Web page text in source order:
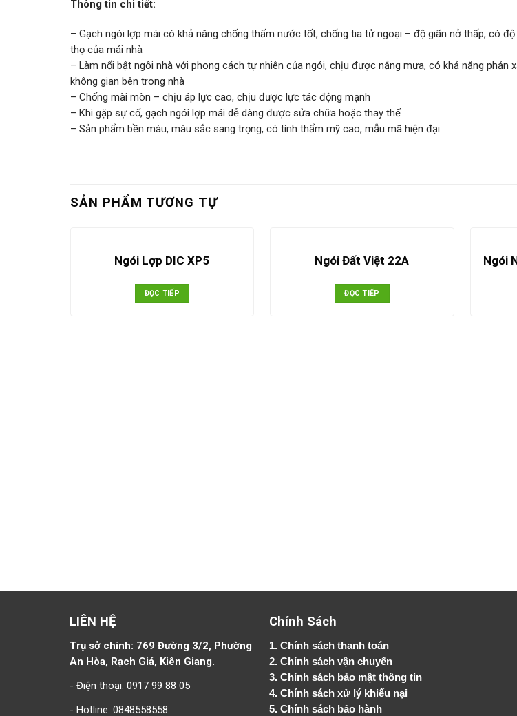
Thông tin chi tiết:
– Gạch ngói lợp mái có khả năng chống thấm nước tốt, chống tia tử ngoại – độ giãn nở thấp, có
thọ của mái nhà
– Làm nổi bật ngôi nhà với phong cách tự nhiên của ngói, chịu được nắng mưa, có khả năng phản
không gian bên trong nhà
– Chống mài mòn – chịu áp lực cao, chịu được lực tác động mạnh
– Khi gặp sự cố, gạch ngói lợp mái dễ dàng được sửa chữa hoặc thay thế
– Sản phẩm bền màu, màu sắc sang trọng, có tính thẩm mỹ cao, mẫu mã hiện đại
SẢN PHẨM TƯƠNG TỰ
Ngói Lợp DIC XP5
ĐỌC TIẾP
Ngói Đất Việt 22A
ĐỌC TIẾP
Ngói
LIÊN HỆ
Trụ sở chính: 769 Đường 3/2, Phường
An Hòa, Rạch Giá, Kiên Giang.
- Điện thoại: 0917 99 88 05
- Hotline: 0848558558
Chính Sách
1.Chính sách thanh toán
2.Chính sách vận chuyển
3. Chính sách bảo mật thông tin
4.Chính sách xử lý khiếu nại
5.Chính sách bảo hành